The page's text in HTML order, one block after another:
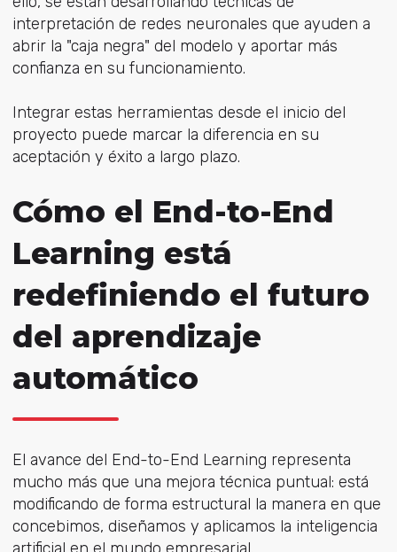
interpretación de redes neuronales que ayuden a
abrir la "caja negra" del modelo y aportar más
confianza en su funcionamiento.
Integrar estas herramientas desde el inicio del
proyecto puede marcar la diferencia en su
aceptación y éxito a largo plazo.
Cómo el End-to-End
Learning está
redefiniendo el futuro
del aprendizaje
automático
El avance del End-to-End Learning representa
mucho más que una mejora técnica puntual: está
modificando de forma estructural la manera en que
concebimos, diseñamos y aplicamos la inteligencia
artificial en el mundo empresarial.